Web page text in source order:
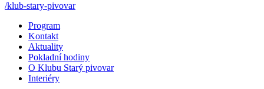
/klub-stary-pivovar
Program
Kontakt
Aktuality
Pokladní hodiny
O Klubu Starý pivovar
Interiéry